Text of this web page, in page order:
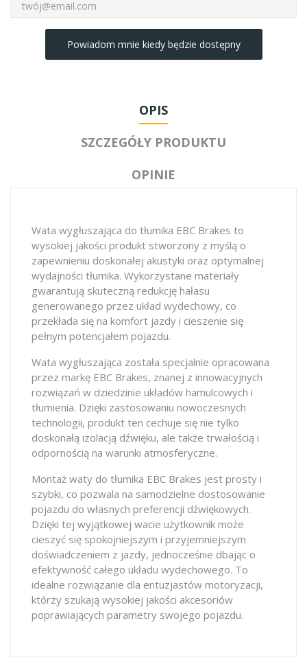
Powiadom mnie kiedy będzie dostępny
OPIS
SZCZEGÓŁY PRODUKTU
OPINIE
Wata wygłuszająca do tłumika EBC Brakes to
wysokiej jakości produkt stworzony z myślą o
zapewnieniu doskonałej akustyki oraz optymalnej
wydajności tłumika. Wykorzystane materiały
gwarantują skuteczną redukcję hałasu
generowanego przez układ wydechowy, co
przekłada się na komfort jazdy i cieszenie się
pełnym potencjałem pojazdu.
Wata wygłuszająca została specjalnie opracowana
przez markę EBC Brakes, znanej z innowacyjnych
rozwiązań w dziedzinie układów hamulcowych i
tłumienia. Dzięki zastosowaniu nowoczesnych
technologii, produkt ten cechuje się nie tylko
doskonałą izolacją dźwięku, ale także trwałością i
odpornością na warunki atmosferyczne.
Montaż waty do tłumika EBC Brakes jest prosty i
szybki, co pozwala na samodzielne dostosowanie
pojazdu do własnych preferencji dźwiękowych.
Dzięki tej wyjątkowej wacie użytkownik może
cieszyć się spokojniejszym i przyjemniejszym
doświadczeniem z jazdy, jednocześnie dbając o
efektywność całego układu wydechowego. To
idealne rozwiązanie dla entuzjastów motoryzacji,
którzy szukają wysokiej jakości akcesoriów
poprawiających parametry swojego pojazdu.